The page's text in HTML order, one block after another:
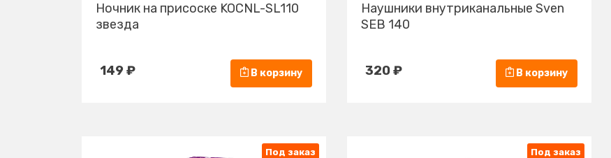
Ночник на присоске KOCNL-SL110
звезда
149 ₽ В корзину
Наушники внутриканальные Sven
SEB 140
320 ₽ В корзину
Под заказ Под заказ